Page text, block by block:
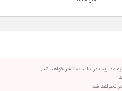
مدیریت در سایت منتشر خواهد شد.
نخواهد شد.